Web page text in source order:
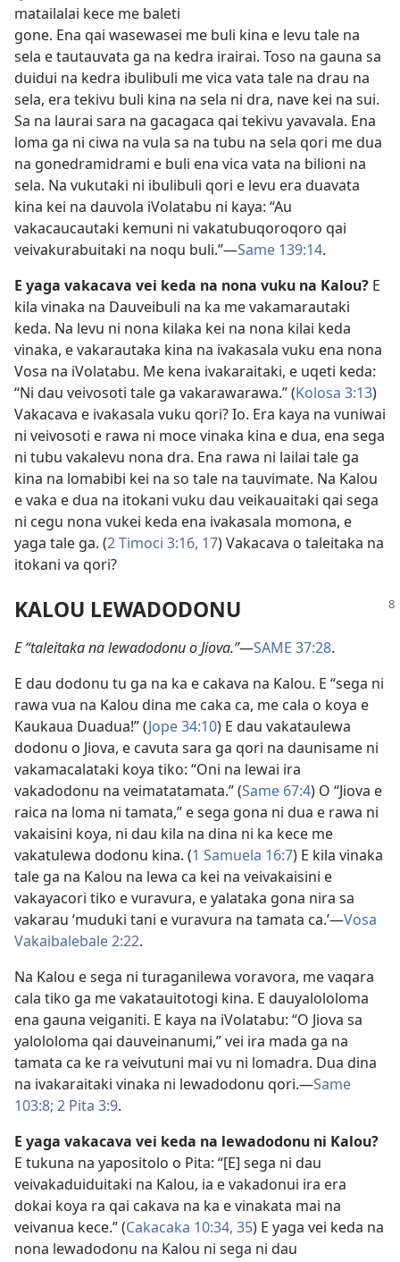
matailalai kece me baleti
gone. Ena qai wasewasei me buli kina e levu tale na
sela e tautauvata ga na kedra irairai. Toso na gauna sa
duidui na kedra ibulibuli me vica vata tale na drau na
sela, era tekivu buli kina na sela ni dra, nave kei na sui.
Sa na laurai sara na gacagaca qai tekivu yavavala. Ena
loma ga ni ciwa na vula sa na tubu na sela qori me dua
na gonedramidrami e buli ena vica vata na bilioni na
sela. Na vukutaki ni ibulibuli qori e levu era duavata
kina kei na dauvola iVolatabu ni kaya: “Au
vakacaucautaki kemuni ni vakatubuqoroqoro qai
veivakurabuitaki na noqu buli.”—Same 139:14.
E yaga vakacava vei keda na nona vuku na Kalou? E
kila vinaka na Dauveibuli na ka me vakamarautaki
keda. Na levu ni nona kilaka kei na nona kilai keda
vinaka, e vakarautaka kina na ivakasala vuku ena nona
Vosa na iVolatabu. Me kena ivakaraitaki, e uqeti keda:
“Ni dau veivosoti tale ga vakarawarawa.” (Kolosa 3:13)
Vakacava e ivakasala vuku qori? Io. Era kaya na vuniwai
ni veivosoti e rawa ni moce vinaka kina e dua, ena sega
ni tubu vakalevu nona dra. Ena rawa ni lailai tale ga
kina na lomabibi kei na so tale na tauvimate. Na Kalou
e vaka e dua na itokani vuku dau veikauaitaki qai sega
ni cegu nona vukei keda ena ivakasala momona, e
yaga tale ga. (2 Timoci 3:16, 17) Vakacava o taleitaka na
itokani va qori?
KALOU LEWADODONU
E “taleitaka na lewadodonu o Jiova.”—SAME 37:28.
E dau dodonu tu ga na ka e cakava na Kalou. E “sega ni
rawa vua na Kalou dina me caka ca, me cala o koya e
Kaukaua Duadua!” (Jope 34:10) E dau vakataulewa
dodonu o Jiova, e cavuta sara ga qori na daunisame ni
vakamacalataki koya tiko: “Oni na lewai ira
vakadodonu na veimatatamata.” (Same 67:4) O “Jiova e
raica na loma ni tamata,” e sega gona ni dua e rawa ni
vakaisini koya, ni dau kila na dina ni ka kece me
vakatulewa dodonu kina. (1 Samuela 16:7) E kila vinaka
tale ga na Kalou na lewa ca kei na veivakaisini e
vakayacori tiko e vuravura, e yalataka gona nira sa
vakarau ‘muduki tani e vuravura na tamata ca.’—Vosa
Vakaibalebale 2:22.
Na Kalou e sega ni turaganilewa voravora, me vaqara
cala tiko ga me vakatauitotogi kina. E dauyalololoma
ena gauna veiganiti. E kaya na iVolatabu: “O Jiova sa
yalololoma qai dauveinanumi,” vei ira mada ga na
tamata ca ke ra veivutuni mai vu ni lomadra. Dua dina
na ivakaraitaki vinaka ni lewadodonu qori.—Same
103:8; 2 Pita 3:9.
E yaga vakacava vei keda na lewadodonu ni Kalou?
E tukuna na yapositolo o Pita: “[E] sega ni dau
veivakaduiduitaki na Kalou, ia e vakadonui ira era
dokai koya ra qai cakava na ka e vinakata mai na
veivanua kece.” (Cakacaka 10:34, 35) E yaga vei keda na
nona lewadodonu na Kalou ni sega ni dau